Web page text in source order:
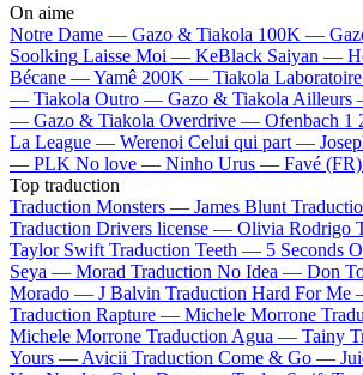
On aime
Notre Dame — Gazo & Tiakola 100K —
Soolking Laisse Moi — KeBlack Saiyan —
Bécane —Yamê 200K — Tiakola
— Tiakola Outro — Gazo & Tiakola Ailleurs
— Gazo & Tiakola Overdrive — Ofenbach 1
La League — Werenoi Celui qui part —
— PLK No love — Ninho Urus — Favé (FR)
Top traduction
Traduction Monsters — James Blunt
Traduction Drivers license — Olivia Rodrigo
Taylor Swift Traduction Teeth — 5 Seconds
Seya — Morad Traduction No Idea — Don
Morado — J Balvin Traduction Hard For Me
Traduction Rapture — Michele Morrone
Michele Morrone Traduction Agua — Tainy
Yours — Avicii Traduction Come & Go —